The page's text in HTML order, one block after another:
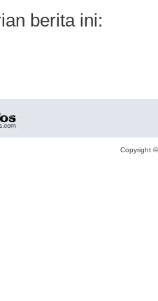
berita ini:
Copyright